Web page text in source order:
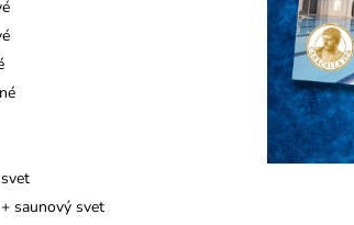
saunový svet
NA BALÍČEK 2-
CARACALLA SPA